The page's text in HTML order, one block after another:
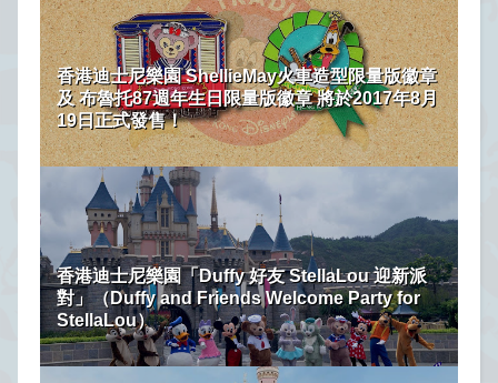
香港迪士尼樂園 ShellieMay火車造型限量版徽章
及 布魯托87週年生日限量版徽章 將於2017年8月
19日正式發售！
香港迪士尼樂園「Duffy 好友 StellaLou 迎新派
對」（Duffy and Friends Welcome Party for
StellaLou）